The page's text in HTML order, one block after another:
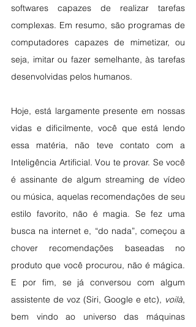
softwares capazes de realizar tarefas
complexas. Em resumo, são programas de
computadores capazes de mimetizar, ou
seja, imitar ou fazer semelhante, às tarefas
desenvolvidas pelos humanos.
Hoje, está largamente presente em nossas
vidas e dificilmente, você que está lendo
essa matéria, não teve contato com a
Inteligência Artificial. Vou te provar. Se você
é assinante de algum streaming de vídeo
ou música, aquelas recomendações de seu
estilo favorito, não é magia. Se fez uma
busca na internet e, “do nada”, começou a
chover recomendações baseadas no
produto que você procurou, não é mágica.
E por fim, se já conversou com algum
assistente de voz (Siri, Google e etc), voilà,
bem vindo ao universo das máquinas